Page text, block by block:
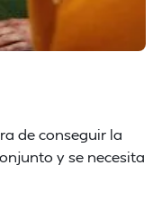
de conseguir la
y se necesita